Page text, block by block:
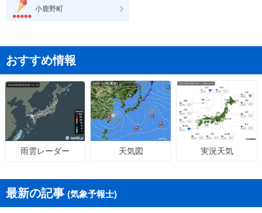
小鹿野町
おすすめ情報
雨雲レーダー 天気図 実況天気
最新の記事 (気象予報士)